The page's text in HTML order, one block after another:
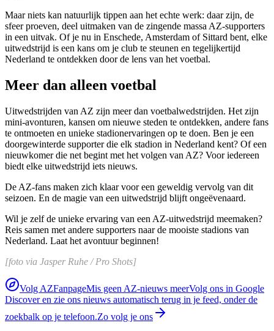
Maar niets kan natuurlijk tippen aan het echte werk: daar zijn, de
sfeer proeven, deel uitmaken van de zingende massa AZ-supporters
in een uitvak. Of je nu in Enschede, Amsterdam of Sittard bent, elke
uitwedstrijd is een kans om je club te steunen en tegelijkertijd
Nederland te ontdekken door de lens van het voetbal.
Meer dan alleen voetbal
Uitwedstrijden van AZ zijn meer dan voetbalwedstrijden. Het zijn
mini-avonturen, kansen om nieuwe steden te ontdekken, andere fans
te ontmoeten en unieke stadionervaringen op te doen. Ben je een
doorgewinterde supporter die elk stadion in Nederland kent? Of een
nieuwkomer die net begint met het volgen van AZ? Voor iedereen
biedt elke uitwedstrijd iets nieuws.
De AZ-fans maken zich klaar voor een geweldig vervolg van dit
seizoen. En de magie van een uitwedstrijd blijft ongeëvenaard.
Wil je zelf de unieke ervaring van een AZ-uitwedstrijd meemaken?
Reis samen met andere supporters naar de mooiste stadions van
Nederland. Laat het avontuur beginnen!
[foto via Jasper Ruhe / Pro Shots]
Volg AZFanpageMis geen AZ-nieuws meerVolg ons in Google
Discover en zie ons nieuws automatisch terug in je feed, onder de
zoekbalk op je telefoon.Zo volg je ons